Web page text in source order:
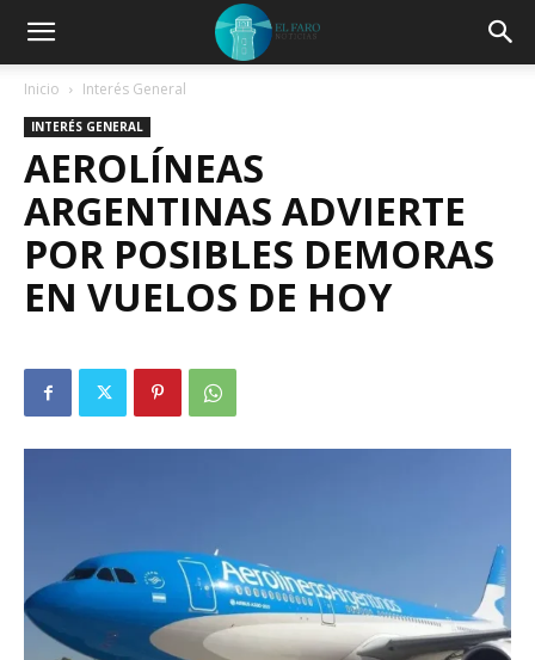
Inicio Interés General
INTERÉS GENERAL
AEROLÍNEAS
ARGENTINAS ADVIERTE
POR POSIBLES DEMORAS
EN VUELOS DE HOY